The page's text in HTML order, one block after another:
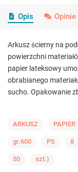
Opis Opinie
Arkusz ścierny na
powierzchni
papier lateksowy
obrabianego
sucho. Opakowanie
ARKUSZ PAPIER
gr.600 PS 8
50 szt.)